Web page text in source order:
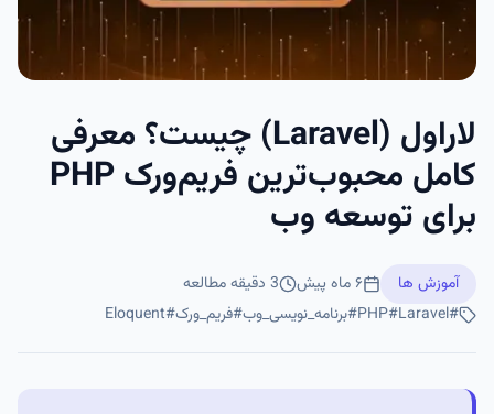
لاراول (Laravel) چیست؟ معرفی
کامل محبوب‌ترین فریم‌ورک PHP
برای توسعه وب
آموزش ها ۶ ماه پیش 3 دقیقه مطالعه
#
Laravel
#
PHP
#برنامه_نویسی_وب#فریم_ورک#
Eloquent